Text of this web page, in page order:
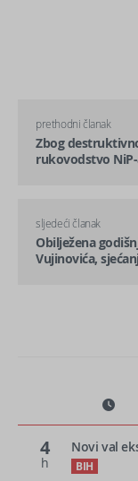
prethodni članak
Zbog
rukovodstvo
sljedeći članak
Obilježena
Vujinovića,
4
h
Novi val
BIH